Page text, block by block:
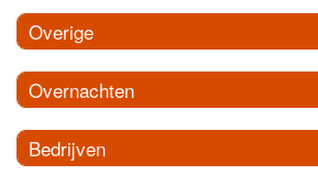
Overige
Overnachten
Bedrijven